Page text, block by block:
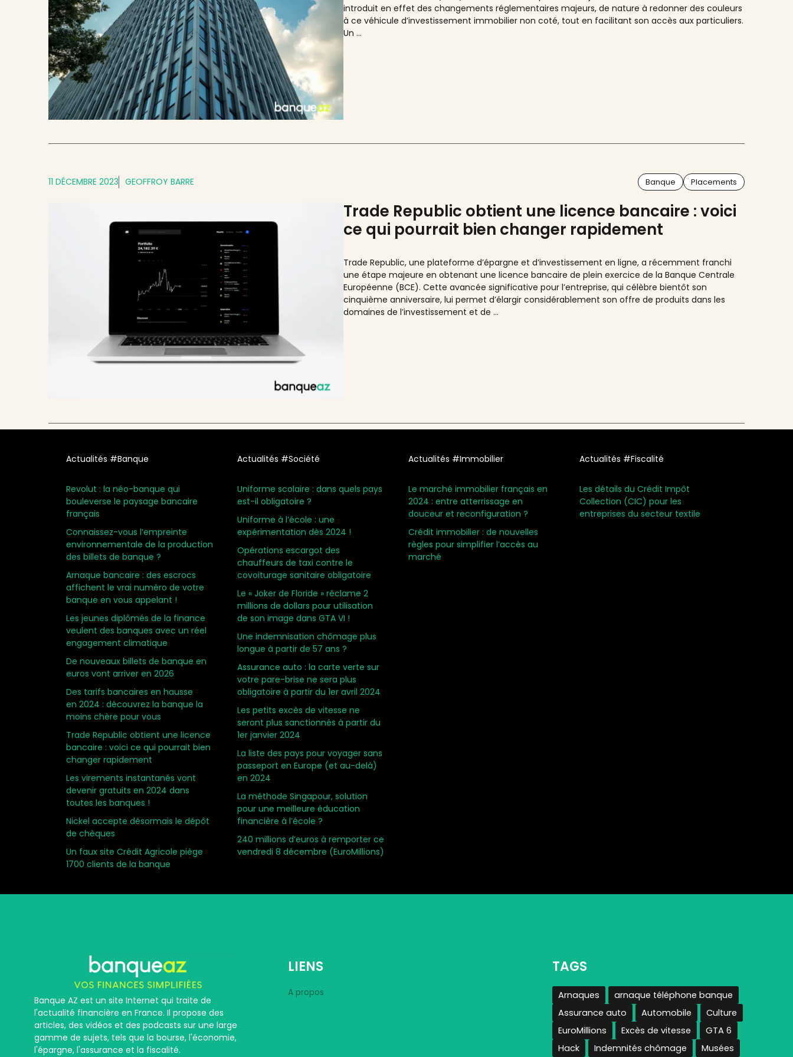
introduit en effet des changements réglementaires majeurs, de nature à redonner des couleurs
à ce véhicule d’investissement immobilier non coté, tout en facilitant son accès aux particuliers.
Un ...
11 DÉCEMBRE 2023 GEOFFROY BARRE Banque Placements
Trade Republic obtient une licence bancaire : voici
ce qui pourrait bien changer rapidement
Trade Republic, une plateforme d’épargne et d’investissement en ligne, a récemment franchi
une étape majeure en obtenant une licence bancaire de plein exercice de la Banque Centrale
Européenne (BCE). Cette avancée significative pour l’entreprise, qui célèbre bientôt son
cinquième anniversaire, lui permet d’élargir considérablement son offre de produits dans les
domaines de l’investissement et de ...
Actualités #Banque
Revolut : la néo-banque qui
bouleverse le paysage bancaire
français
Connaissez-vous l’empreinte
environnementale de la production
des billets de banque ?
Arnaque bancaire : des escrocs
affichent le vrai numéro de votre
banque en vous appelant !
Les jeunes diplômés de la finance
veulent des banques avec un réel
engagement climatique
De nouveaux billets de banque en
euros vont arriver en 2026
Des tarifs bancaires en hausse
en 2024 : découvrez la banque la
moins chère pour vous
Trade Republic obtient une licence
bancaire : voici ce qui pourrait bien
changer rapidement
Les virements instantanés vont
devenir gratuits en 2024 dans
toutes les banques !
Nickel accepte désormais le dépôt
de chèques
Un faux site Crédit Agricole piège
1700 clients de la banque
Actualités #Société
Uniforme scolaire : dans quels pays
est-il obligatoire ?
Uniforme à l’école : une
expérimentation dès 2024 !
Opérations escargot des
chauffeurs de taxi contre le
covoiturage sanitaire obligatoire
Le « Joker de Floride » réclame 2
millions de dollars pour utilisation
de son image dans GTA VI !
Une indemnisation chômage plus
longue à partir de 57 ans ?
Assurance auto : la carte verte sur
votre pare-brise ne sera plus
obligatoire à partir du 1er avril 2024
Les petits excès de vitesse ne
seront plus sanctionnés à partir du
1er janvier 2024
La liste des pays pour voyager sans
passeport en Europe (et au-delà)
en 2024
La méthode Singapour, solution
pour une meilleure éducation
financière à l’école ?
240 millions d’euros à remporter ce
vendredi 8 décembre (EuroMillions)
Actualités #Immobilier
Le marché immobilier français en
2024 : entre atterrissage en
douceur et reconfiguration ?
Crédit immobilier : de nouvelles
règles pour simplifier l’accès au
marché
Actualités #Fiscalité
Les détails du Crédit Impôt
Collection (CIC) pour les
entreprises du secteur textile
Banque AZ est un site Internet qui traite de
l'actualité financière en France. Il propose des
articles, des vidéos et des podcasts sur une large
gamme de sujets, tels que la bourse, l'économie,
l'épargne, l'assurance et la fiscalité.
LIENS
A propos
TAGS
Arnaques
arnaque téléphone banque
Assurance auto
Automobile
Culture
EuroMillions
Excès de vitesse
GTA 6
Hack
Indemnités chômage Musées